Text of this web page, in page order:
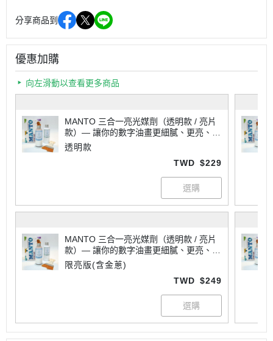
分享商品到
優惠加購
向左滑動以查看更多商品
MANTO 三合一亮光媒劑（透明款 / 亮片
款）— 讓你的數字油畫更細膩、更亮、更
專業
透明款
TWD $229
MANTO 三合一亮光媒劑（透明款 / 亮片
款）— 讓你的數字油畫更細膩、更亮、更
專業
限亮版(含金蔥)
TWD $249